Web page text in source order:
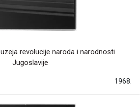
revolucije naroda i narodnosti
Jugoslavije
1968.